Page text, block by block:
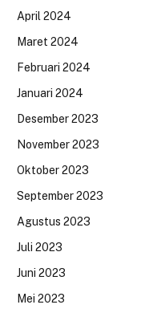
April 2024
Maret 2024
Februari 2024
Januari 2024
Desember 2023
November 2023
Oktober 2023
September 2023
Agustus 2023
Juli 2023
Juni 2023
Mei 2023